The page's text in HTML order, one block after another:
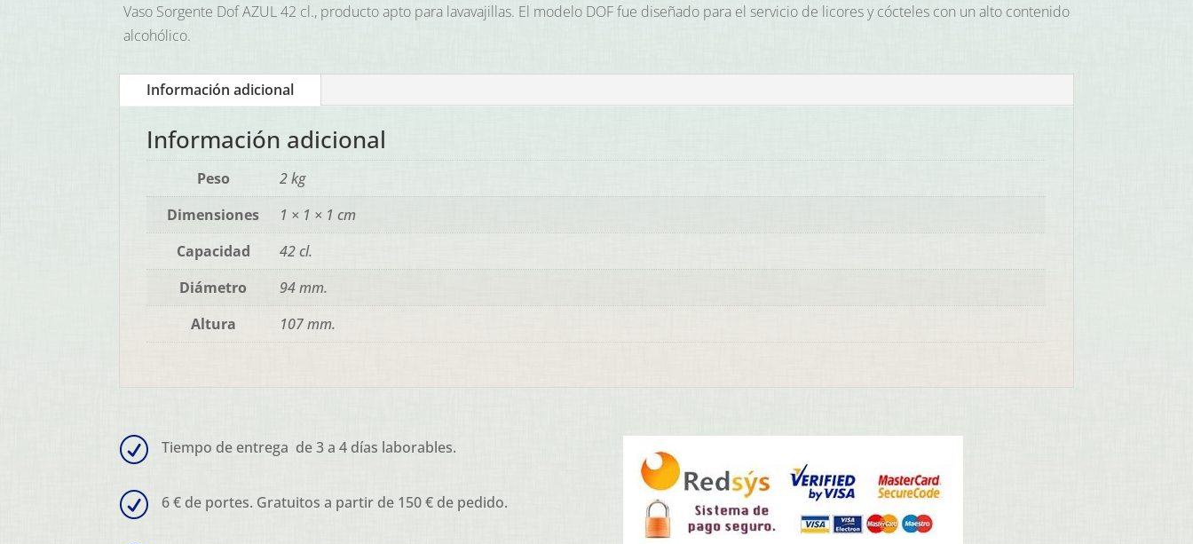
Vaso Sorgente Dof AZUL 42 cl., producto apto para lavavajillas. El modelo DOF fue diseñado para el servicio de licores y cócteles con un alto contenido
alcohólico.
Información adicional
Información adicional
Peso
2 kg
Dimensiones
1 × 1 × 1 cm
Capacidad
42 cl.
Diámetro
94 mm.
Altura
107 mm.
R Tiempo de entrega de 3 a 4 días laborables.
R 6 € de portes. Gratuitos a partir de 150 € de pedido.